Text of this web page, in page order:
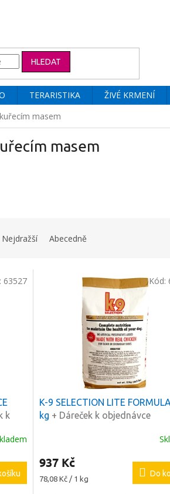
HLEDAT
TERARISTIKA ŽIVÉ KRMENÍ
masem
masem
Nejdražší Abecedně
k
63527
K-9 SELECTION LITE
kg + Dáreček k objednávce
937 Kč
Měrná
78,08 Kč / 1 kg
Do
Kód: